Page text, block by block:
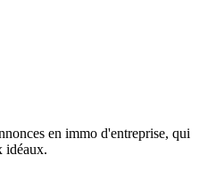
en immo d'entreprise, qui
idéaux.